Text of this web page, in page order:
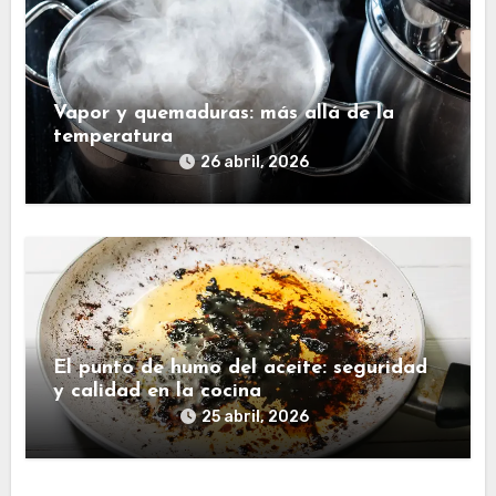
Vapor y quemaduras: más allá de la
temperatura
26 abril, 2026
El punto de humo del aceite: seguridad
y calidad en la cocina
25 abril, 2026